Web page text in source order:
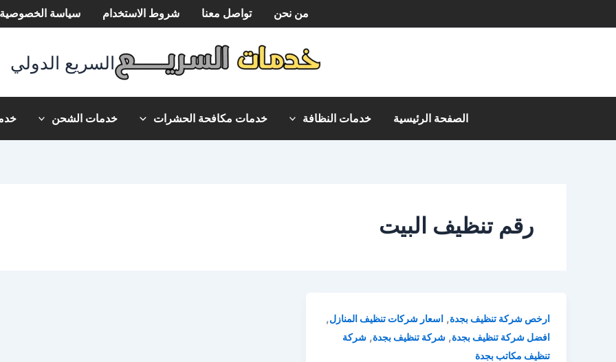
إلى
من نحن تواصل معنا شروط الاستخدام سياسة الخصوصية
السريع الدولي
الصفحة الرئيسية خدمات النظافة خدمات مكافحة الحشرات خدمات الشحن
رقم تنظيف البيت
ارخص شركة تنظيف بجدة, اسعار شركات تنظيف المنازل,
افضل شركة تنظيف بجدة, شركة تنظيف بجدة, شركة
تنظيف مكاتب بجدة